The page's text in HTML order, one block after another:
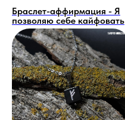
Браслет-аффирмация - Я
позволяю себе кайфовать